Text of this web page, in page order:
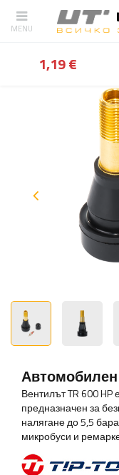
обратно У дома
Автомобилен
Вентилът TR 600 HP
предназначен за
налягане до 5,5
микробуси и
1,19 €